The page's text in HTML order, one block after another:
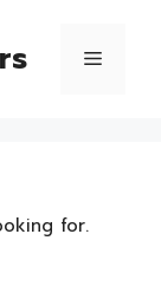
for.